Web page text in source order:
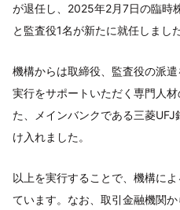
が退任し、2025年2月7日の臨時
と監査役1名が新たに就任しました
機構からは取締役、監査役の派
実行をサポートいただく専門人
た、メインバンクである三菱
け入れました。
以上を実行することで、機構に
ています。なお、取引金融機関